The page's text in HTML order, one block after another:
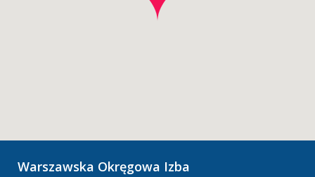
Warszawska Okręgowa Izba